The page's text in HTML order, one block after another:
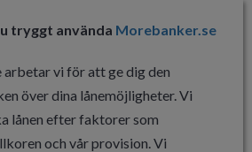
Nej
tryggt använda Morebanker.se
arbetar vi för att ge dig den
över dina lånemöjligheter. Vi
lånen efter faktorer som
och vår provision. Vi